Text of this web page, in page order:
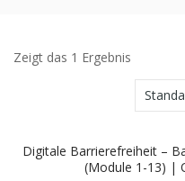
Zeigt das 1 Ergebnis
Digitale Barrierefreiheit –
(Module 1-13) |